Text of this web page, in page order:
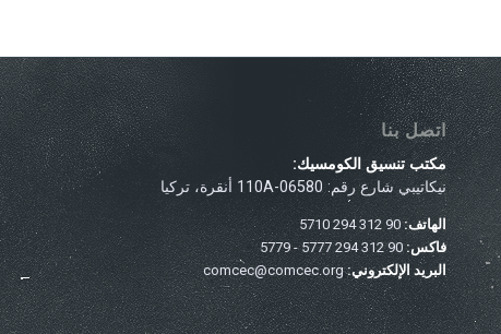
اتصل بنا
مكتب تنسيق الكومسيك:
نيكاتيبي شارع رقم: 110A-06580 أنقرة، تركيا
الهاتف:90 312 294 5710
فاكس: 90 312 294 5777 - 5779
البريد الإلكتروني:comcec@comcec.org